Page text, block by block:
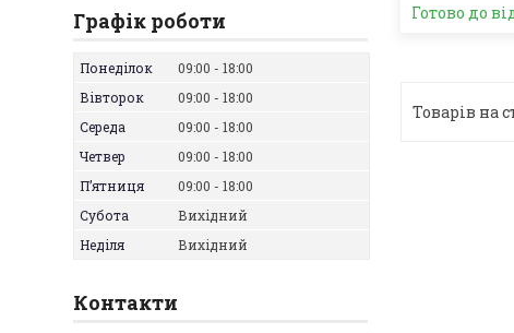
Готово до
Графік роботи
Понеділок 09:00
18:00
Вівторок
09:00
18:00
Середа
09:00
18:00
Четвер
09:00
18:00
Пʼятниця
09:00
18:00
Субота
Вихідний
Неділя
Вихідний
Контакти